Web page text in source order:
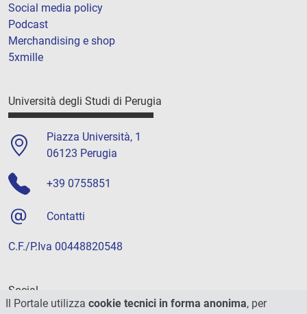
Social media policy
Podcast
Merchandising e shop
5xmille
Università degli Studi di Perugia
Piazza Università, 1
06123 Perugia
+39 0755851
Contatti
C.F./P.Iva 00448820548
Social
Il Portale utilizza cookie tecnici in forma anonima, per